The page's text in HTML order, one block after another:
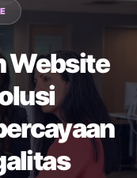
Website